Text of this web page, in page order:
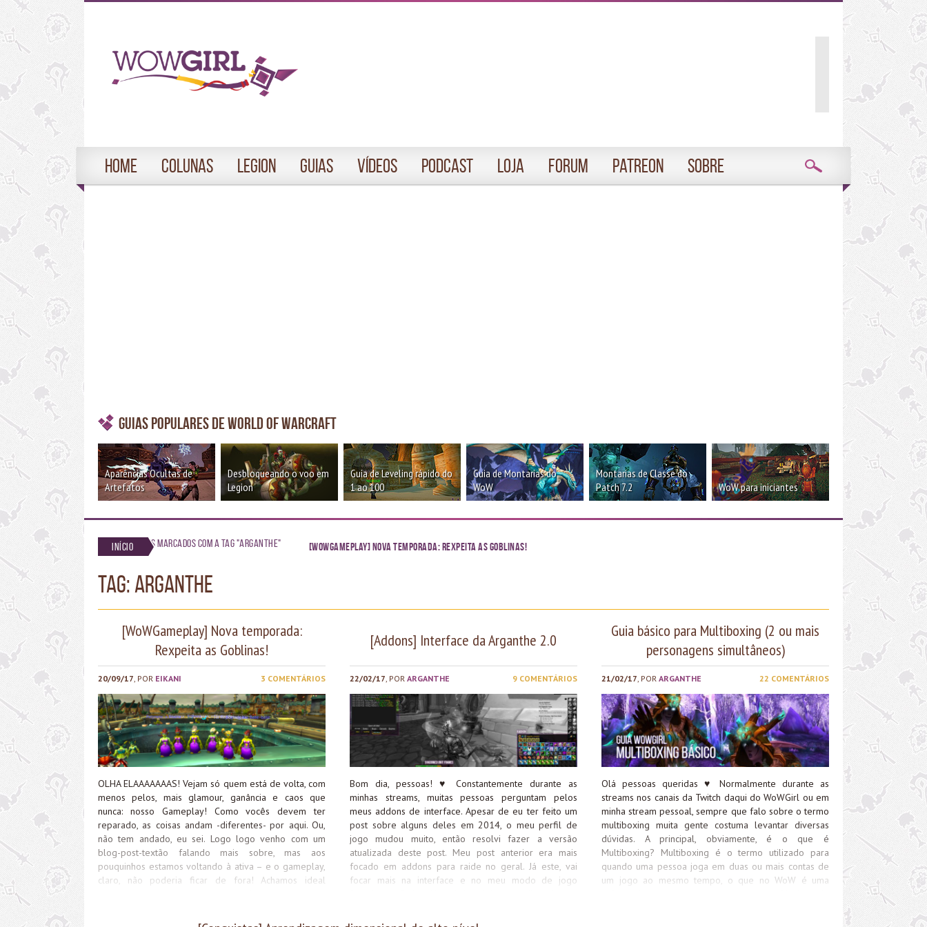
Home Colunas Legion Guias Vídeos Podcast Loja Forum Patreon Sobre
Guias Populares de World of Warcraft
Aparências Ocultas de
Artefatos
Desbloqueando o voo em
Legion
Guia de Leveling rápido do
1 ao 100
Guia de Montarias do
WoW
Montarias de Classe do
Patch 7.2
WoW para iniciantes
Início Posts marcados com a tag "arganthe" [WoWGameplay] Nova temporada: Rexpeita as Goblinas!
TAG: arganthe
[WoWGameplay] Nova temporada:
Rexpeita as Goblinas!
20/09/17, POR EIKANI 3 COMENTÁRIOS
OLHA ELAAAAAAAS! Vejam só quem está de volta, com
menos pelos, mais glamour, ganância e caos que
nunca: nosso Gameplay! Como vocês devem ter
reparado, as coisas andam -diferentes- por aqui. Ou,
não tem andado, eu sei. Logo logo venho com um
blog-post-textão falando mais sobre, mas aos
pouquinhos estamos voltando à ativa – e o gameplay,
claro, não poderia ficar de fora! Achamos ideal
competição por ouro (dessa vez é oficial) e espaço
[Addons] Interface da Arganthe 2.0
22/02/17, POR ARGANTHE 9 COMENTÁRIOS
Bom dia, pessoas! ♥
Constantemente durante as
minhas streams, muitas pessoas perguntam pelos
meus addons de interface. Apesar de eu ter feito um
post sobre alguns deles em 2014, o meu perfil de
jogo mudou muito, então resolvi fazer a versão
atualizada deste post. Meu post anterior era mais
focado em addons para raide no geral. Já este, vai
focar mais na interface e no meu modo de jogo
sobre os addons do post anterior, então recomendo
Guia básico para Multiboxing (2 ou mais
personagens simultâneos)
21/02/17, POR ARGANTHE 22 COMENTÁRIOS
Olá pessoas queridas ♥
Normalmente durante as
streams nos canais da Twitch daqui do WoWGirl ou em
minha stream pessoal, sempre que falo sobre o termo
multiboxing muita gente costuma levantar diversas
dúvidas. A principal, obviamente, é o que é
Multiboxing? Multiboxing é o termo utilizado para
quando uma pessoa joga em duas ou mais contas de
um jogo ao mesmo tempo, o que no WoW é uma